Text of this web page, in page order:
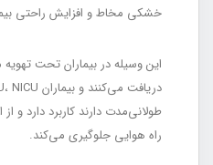
خشکی مخاط و افزایش راحتی
این وسیله در بیماران تحت تهویه
طولانی‌مدت دارند کاربرد دارد و
راه هوایی جلوگیری می‌کند.